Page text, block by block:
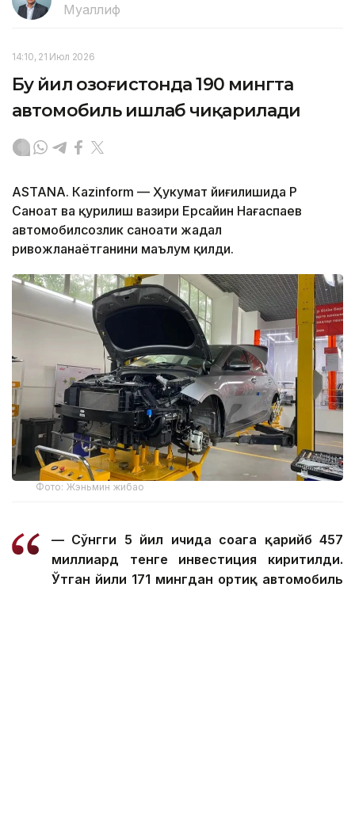
Муаллиф
14:10, 21 Июл 2026
Бу йил Қозоғистонда 190 мингта
автомобиль ишлаб чиқарилади
ASTANА. Кazinform — Ҳукумат йиғилишида ҚР
Саноат ва қурилиш вазири Ерсайин Нағаспаев
автомобилсозлик саноати жадал
ривожланаётганини маълум қилди.
Фото: Жэньмин жибао
— Сўнгги 5 йил ичида соҳага қарийб 457
миллиард тенге инвестиция киритилди.
Ўтган йили 171 мингдан ортиқ автомобиль